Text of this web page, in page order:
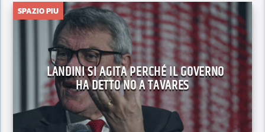
SPAZIO PIU
LANDINI SI AGITA PERCHÉ IL GOVERNO
HA DETTO NO A TAVARES